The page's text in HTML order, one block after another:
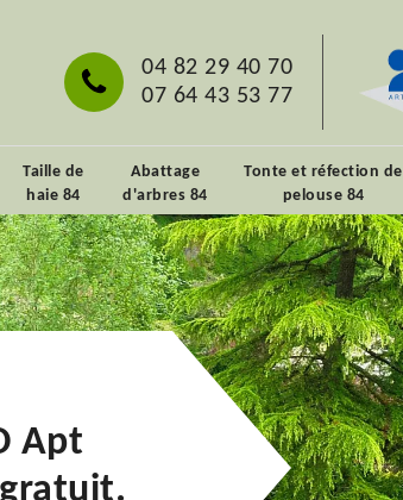
04 82 29 40 70
07 64 43 53 77
Taille de
haie 84
Abattage
d'arbres 84
Tonte et réfection de
pelouse 84
Apt